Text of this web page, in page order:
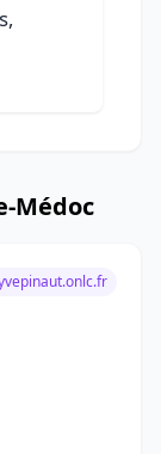
Médoc